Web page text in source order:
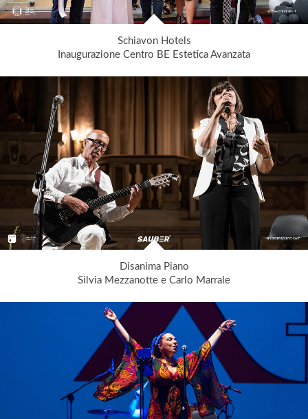
Schiavon Hotels
Inaugurazione Centro BE Estetica Avanzata
Disanima Piano
Silvia Mezzanotte e Carlo Marrale